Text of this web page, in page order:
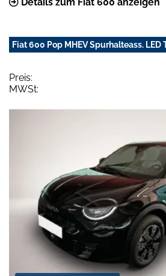
Fiat 600 Pop MHEV Spurhalteass. LED
Preis:
MWSt: